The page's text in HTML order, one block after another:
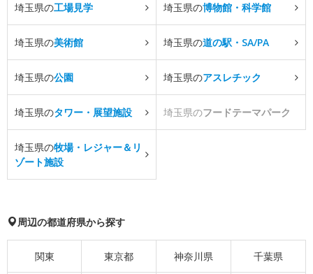
埼玉県の工場見学 埼玉県の博物館・科学館
埼玉県の美術館 埼玉県の道の駅・SA/PA
埼玉県の公園 埼玉県のアスレチック
埼玉県のタワー・展望施設 埼玉県のフードテーマパーク
埼玉県の牧場・レジャー＆リ
ゾート施設
周辺の都道府県から探す
関東 東京都 神奈川県 千葉県